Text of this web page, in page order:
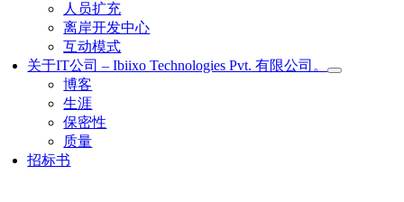
人员扩充
离岸开发中心
互动模式
关于IT公司 – Ibiixo Technologies Pvt. 有限公司。
博客
生涯
保密性
质量
招标书